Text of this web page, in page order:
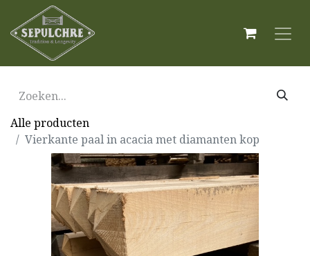
Alle producten
Vierkante paal in acacia met diamanten kop